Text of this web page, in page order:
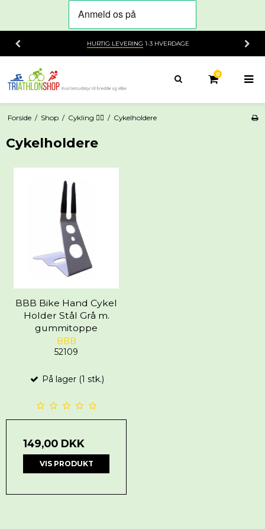
HURTIG LEVERING 1-3 HVERDAGE
0
Forside / Shop / Cykling 🚴‍♂️ / Cykelholdere
Cykelholdere
BBB Bike Hand Cykel
Holder Stål Grå m.
gummitoppe
BBB
52109
På lager (1 stk.)
149,00 DKK
VIS PRODUKT